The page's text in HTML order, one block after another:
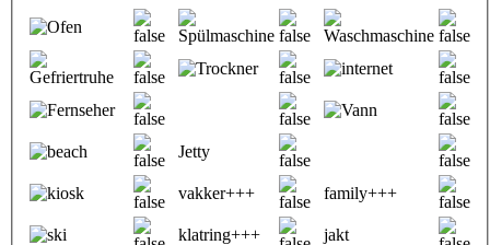
Jetty
vakker+++ family+++
klatring+++ jakt